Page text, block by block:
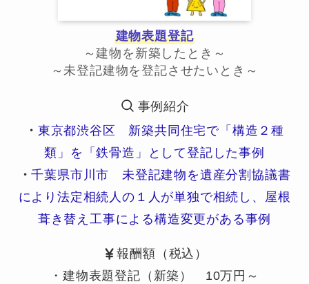
建物表題登記
～建物を新築したとき～
～未登記建物を登記させたいとき～
事例紹介
・ 東京都渋谷区 新築共同住宅で「構造２種
類」を「鉄骨造」として登記した事例
・千葉県市川市 未登記建物を遺産分割協議書
により法定相続人の１人が単独で相続し、屋根
葺き替え工事による構造変更がある事例
報酬額（税込）
・建物表題登記（新築） 10万円～